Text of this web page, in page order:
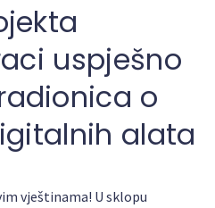
uspješno
o
alata
vještinama! U sklopu